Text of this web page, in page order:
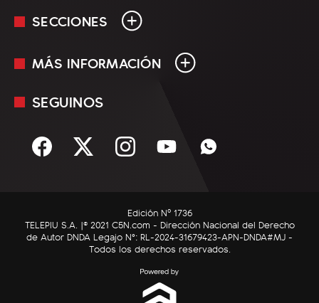
SECCIONES
En Vivo
Sociedad
C5N Autos
RatingCero
MÁS INFORMACIÓN
Mediakit
Términos y condiciones
SEGUINOS
Edición Nº 1736
TELEPIU S.A. |© 2021 C5N.com - Dirección Nacional del Derecho
de Autor DNDA Legajo N°: RL-2024-31679423-APN-DNDA#MJ -
Todos los derechos reservados.